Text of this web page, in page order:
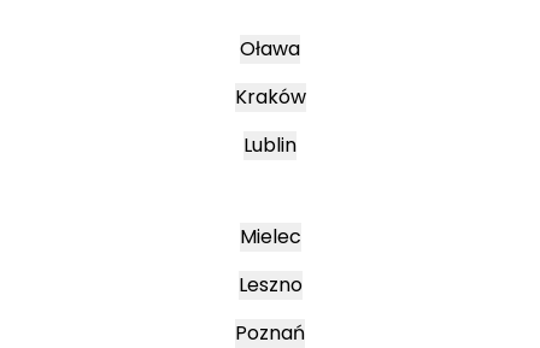
Oława
Kraków
Lublin
Mielec
Leszno
Poznań